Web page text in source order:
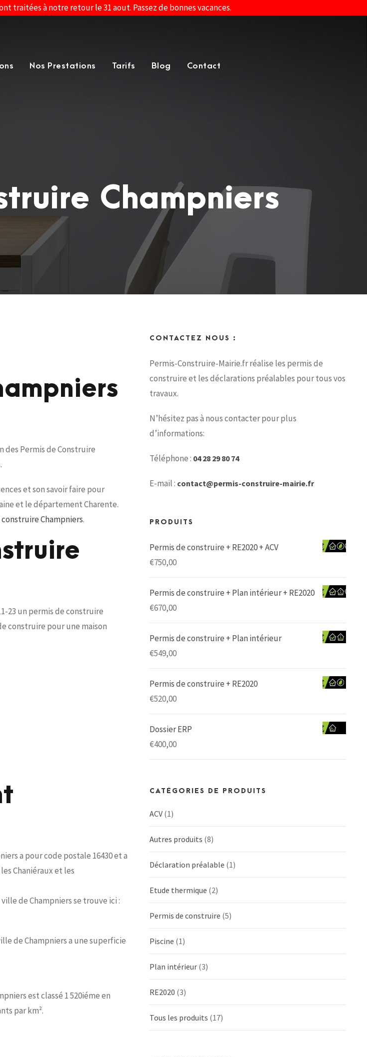
traitées à notre retour le 31 aout. Passez de bonnes vacances.
Nos Prestations Tarifs Blog Contact
Champniers
des Permis de Construire
et son savoir faire pour
et le département Charente.
Champniers.
23 un permis de construire
construire pour une maison
a pour code postale 16430 et a
Chaniéraux et les
de Champniers se trouve ici :
de Champniers a une superficie
est classé 1 520iéme en
par km².
CONTACTEZ NOUS :
Permis-Construire-Mairie.fr réalise les permis de
construire et les déclarations préalables pour tous vos
travaux.
N’hésitez pas à nous contacter pour plus
d’informations:
Téléphone : 04 28 29 80 74
E-mail : contact@permis-construire-mairie.fr
PRODUITS
Permis de construire + RE2020 + ACV
€750,00
Permis de construire + Plan intérieur + RE2020
€670,00
Permis de construire + Plan intérieur
€549,00
Permis de construire + RE2020
€520,00
Dossier ERP
€400,00
CATÉGORIES DE PRODUITS
ACV (1)
Autres produits (8)
Déclaration préalable (1)
Etude thermique (2)
Permis de construire (5)
Piscine (1)
Plan intérieur (3)
RE2020 (3)
Tous les produits (17)